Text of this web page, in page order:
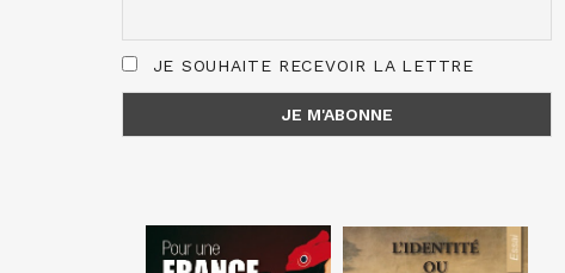
JE SOUHAITE RECEVOIR LA LETTRE